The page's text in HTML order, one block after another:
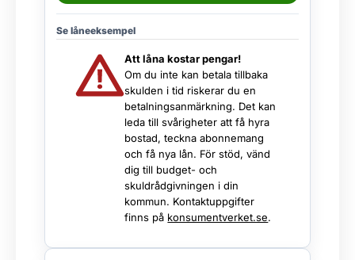
Se låneeksempel
Att låna kostar pengar!
Om du inte kan betala tillbaka
skulden i tid riskerar du en
betalningsanmärkning. Det kan
leda till svårigheter att få hyra
bostad, teckna abonnemang
och få nya lån. För stöd, vänd
dig till budget- och
skuldrådgivningen i din
kommun. Kontaktuppgifter
finns på konsumentverket.se.